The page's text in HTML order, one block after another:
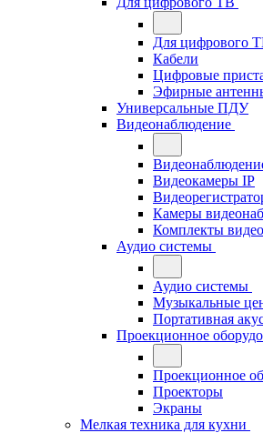
Для цифрового
Кабели
Цифровые
Эфирные
Универсальные ПДУ
Видеонаблюдение
Видеокамеры IP
Камеры
Комплекты
Аудио системы
Аудио системы
Музыкальные
Портативная
Проекционное
Проекционное
Проекторы
Экраны
Мелкая техника для кухни